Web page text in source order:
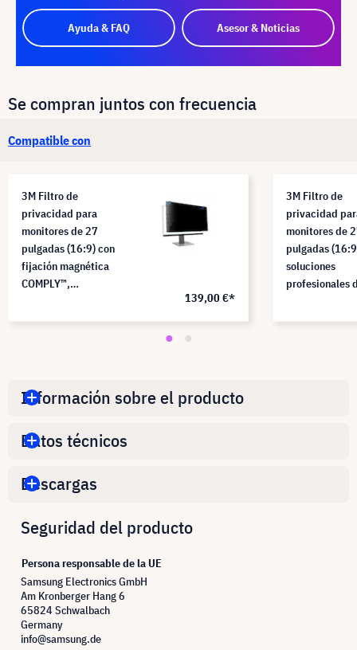
Ayuda & FAQ Asesor & Noticias
Se compran juntos con frecuencia
Compatible con
3M Filtro de
privacidad para
monitores de 27
pulgadas (16:9) con
fijación magnética
COMPLY™,
139,00 €*
3M Filtro de
privacidad
monitores de
pulgadas
soluciones
profesionales
en la oficina,
Información sobre el producto
Datos técnicos
Descargas
Seguridad del producto
Persona responsable de la UE
Samsung Electronics GmbH
Am Kronberger Hang 6
65824 Schwalbach
Germany
info@samsung.de